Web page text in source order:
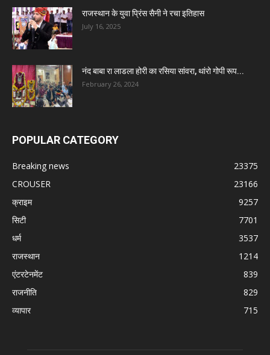
राजस्थान के युवा प्रिंस सैनी ने रचा इतिहास
July 16, 2025
नंद बाबा रा लाडला होरी का रसिया सांवरा, थांरो गोपी रूप...
February 26, 2024
POPULAR CATEGORY
Breaking news
23375
CROUSER
23166
क्राइम
9257
सिटी
7701
धर्म
3537
राजस्थान
1214
एंटरटेनमेंट
839
राजनीति
829
व्यापार
715